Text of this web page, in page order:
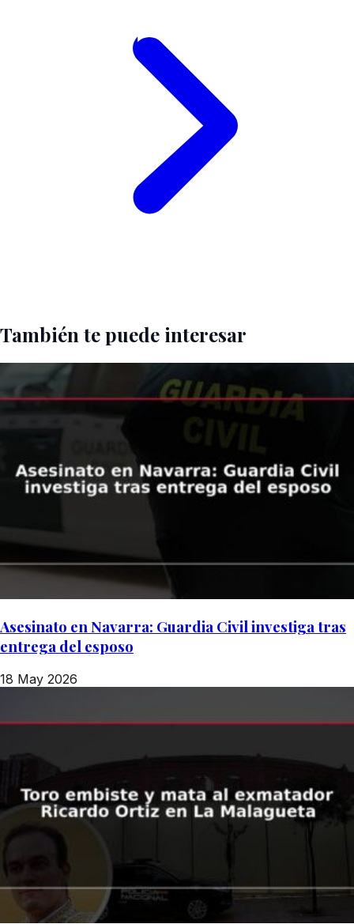
También te puede interesar
Asesinato en Navarra: Guardia Civil investiga tras
entrega del esposo
18 May 2026